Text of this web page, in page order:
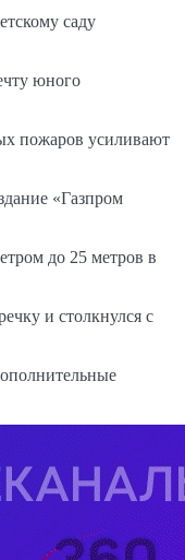
саду
юного
пожаров усиливают
«Газпром
до 25 метров в
и столкнулся с